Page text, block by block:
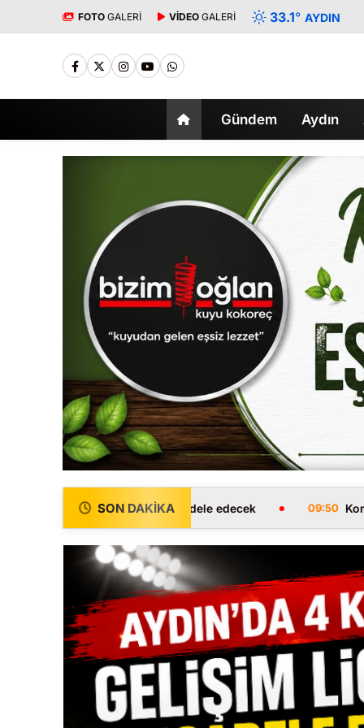
FOTO GALERİ VİDEO GALERİ 33.1° AYDIN
Gündem Aydın
SON DAKİKA
Ligi’nde mücadele edecek 09:50 Komşuları haber